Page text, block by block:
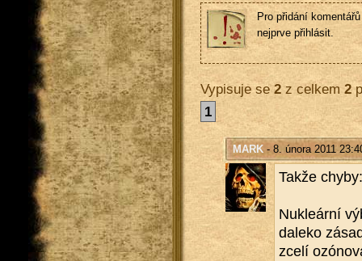
Pro přidání
nejprve přihlásit.
Vypisuje se2z celkem2
1
MARK- 8. února 2011
Takže chyby:
Nuk­le­ár­ní
da­le­ko
zcelí